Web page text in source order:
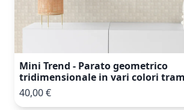
Mini Trend - Parato geometrico
tridimensionale in vari colori
40,00 €